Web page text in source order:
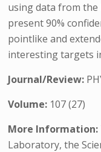
using data from the
present 90%
pointlike and
interesting targets
Journal/Review:
Volume: 107
More Information:
Laboratory, the